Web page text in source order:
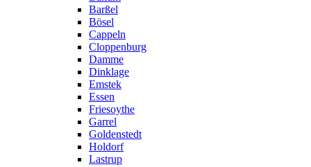
Barßel
Bösel
Cappeln
Cloppenburg
Damme
Dinklage
Emstek
Essen
Friesoythe
Garrel
Goldenstedt
Holdorf
Lastrup